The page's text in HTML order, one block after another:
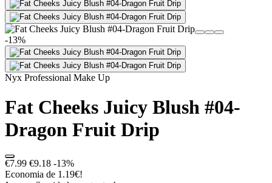
+de 36.000 reviews
-13%
Nyx Professional Make Up
Fat Cheeks Juicy Blush #04-
Dragon Fruit Drip
€7.99 €9.18 -13%
Economia de 1.19€!